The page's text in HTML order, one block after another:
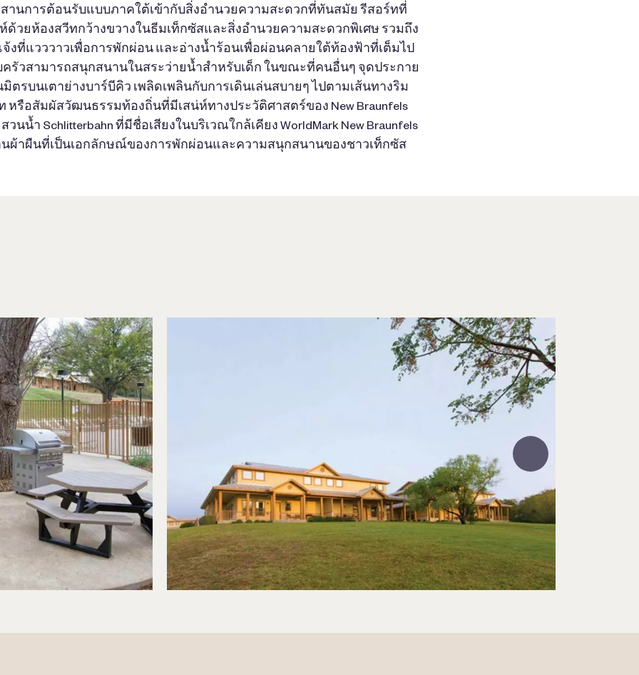
านการต้อนรับแบบภาคใต้เข้ากับสิ่งอำนวยความสะดวกที่ทันสมัย รีสอร์ทที่
ด้วยห้องสวีทกว้างขวางในธีมเท็กซัสและสิ่งอำนวยความสะดวกพิเศษ รวมถึง
งที่แวววาวเพื่อการพักผ่อน และอ่างน้ำร้อนเพื่อผ่อนคลายใต้ท้องฟ้าที่เต็มไป
รัวสามารถสนุกสนานในสระว่ายน้ำสำหรับเด็ก ในขณะที่คนอื่นๆ จุดประกาย
ตรบนเตาย่างบาร์บีคิว เพลิดเพลินกับการเดินเล่นสบายๆ ไปตามเส้นทางริม
หรือสัมผัสวัฒนธรรมท้องถิ่นที่มีเสน่ห์ทางประวัติศาสตร์ของ New Braunfels
นน้ำ Schlitterbahn ที่มีชื่อเสียงในบริเวณใกล้เคียง WorldMark New Braunfels
นผ้าผืนที่เป็นเอกลักษณ์ของการพักผ่อนและความสนุกสนานของชาวเท็กซัส